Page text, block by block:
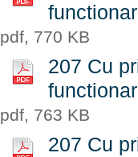
pdf, 770 KB
207 Cu
pdf, 763 KB
207 Cu